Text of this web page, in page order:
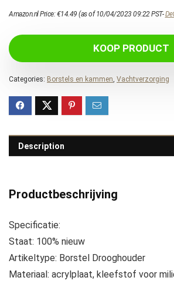
Amazon.nl Price:€14.49 (as of 10/04/2023 09:22 PST-
KOOP PRODUCT
Categories: Borstels en kammen Vachtverzorging
Description
Productbeschrijving
Specificatie:
Staat: 100% nieuw
Artikeltype: Borstel Drooghouder
Materiaal: acrylplaat, kleefstof voor